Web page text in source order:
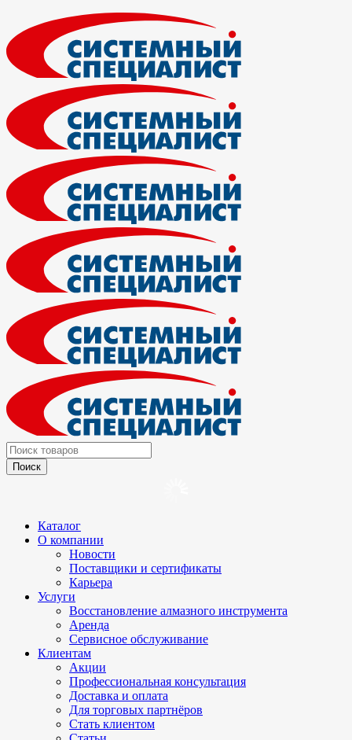
Каталог
О компании
Новости
Поставщики и сертификаты
Карьера
Услуги
Восстановление алмазного инструмента
Аренда
Сервисное обслуживание
Клиентам
Акции
Профессиональная консультация
Доставка и оплата
Для торговых партнёров
Стать клиентом